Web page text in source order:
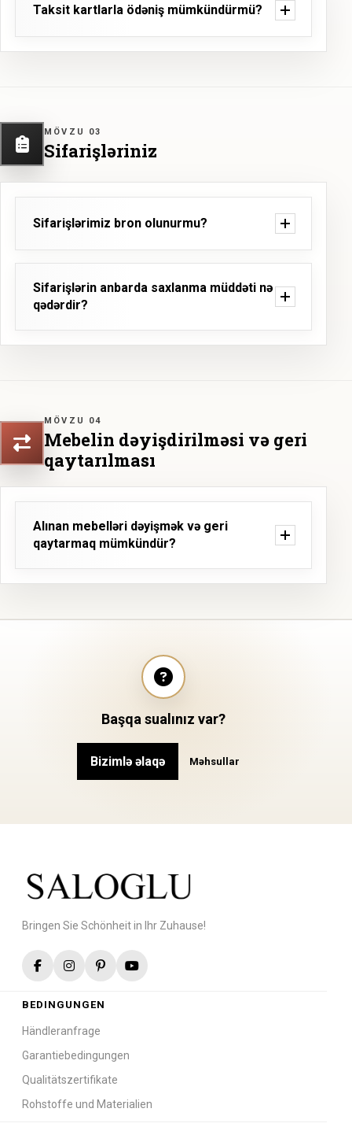
Taksit kartlarla ödəniş mümkündürmü?
MÖVZU 03
Sifarişləriniz
Sifarişlərimiz bron olunurmu?
Sifarişlərin anbarda saxlanma müddəti nə
qədərdir?
MÖVZU 04
Mebelin dəyişdirilməsi və geri
qaytarılması
Alınan mebelləri dəyişmək və geri
qaytarmaq mümkündür?
Başqa sualınız var?
Bizimlə əlaqə Məhsullar
Bringen Sie Schönheit in Ihr Zuhause!
BEDINGUNGEN
Händleranfrage
Garantiebedingungen
Qualitätszertifikate
Rohstoffe und Materialien